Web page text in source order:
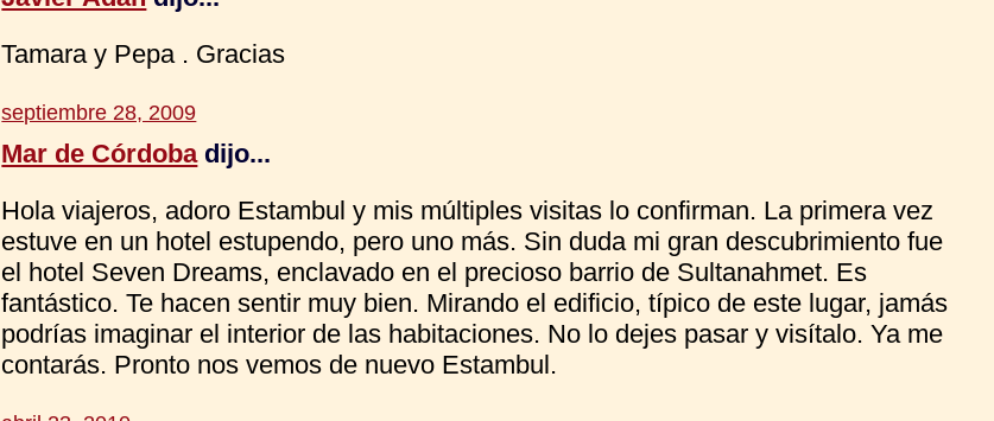
Tamara y Pepa . Gracias
septiembre 28, 2009
Mar de Córdobadijo...
Hola viajeros, adoro Estambul y mis múltiples visitas lo confirman. La primera vez
estuve en un hotel estupendo, pero uno más. Sin duda mi gran descubrimiento fue
el hotel Seven Dreams, enclavado en el precioso barrio de Sultanahmet. Es
fantástico. Te hacen sentir muy bien. Mirando el edificio, típico de este lugar, jamás
podrías imaginar el interior de las habitaciones. No lo dejes pasar y visítalo. Ya me
contarás. Pronto nos vemos de nuevo Estambul.